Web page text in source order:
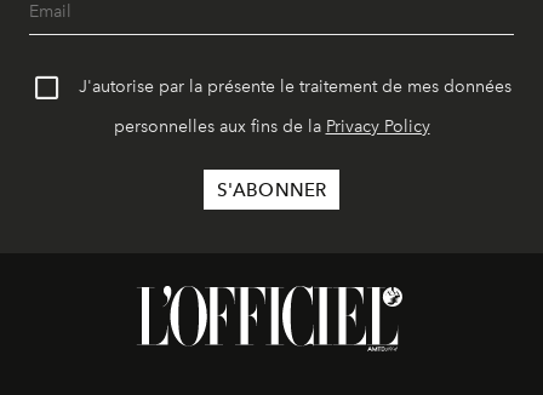
J'autorise par la présente le traitement de mes données
personnelles aux fins de la Privacy Policy